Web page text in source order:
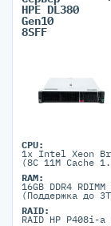
HPE DL380
Gen10
8SFF
CPU:
1x Intel Xeon
(8C 11M Cache
RAM:
16GB DDR4 RDIMM
(Поддержка до
максимально, 24
портов)
RAID:
RAID HP P408i-a